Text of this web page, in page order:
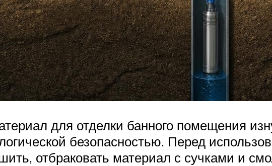
для отделки банного помещения
безопасностью. Перед
отбраковать материал с сучками и